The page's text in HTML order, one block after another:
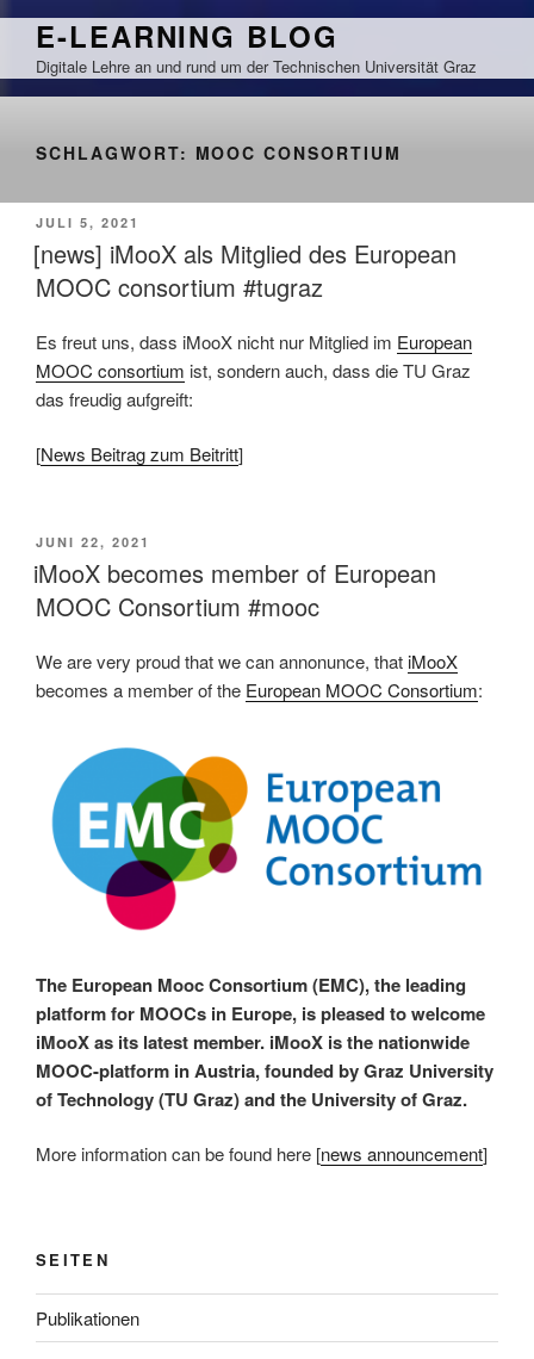
Zum
springen
E-LEARNING BLOG
Digitale Lehre an und rund um der Technischen Universität Graz
SCHLAGWORT: MOOC CONSORTIUM
VERÖFFENTLICHT
AM
JULI 5, 2021
[news] iMooX als Mitglied des European
MOOC consortium #tugraz
Es freut uns, dass iMooX nicht nur Mitglied im European
MOOC consortium ist, sondern auch, dass die TU Graz
das freudig aufgreift:
[News Beitrag zum Beitritt]
VERÖFFENTLICHT
AM
JUNI 22, 2021
iMooX becomes member of European
MOOC Consortium #mooc
We are very proud that we can annonunce, thatiMooX
becomes a member of the European MOOC Consortium:
The European Mooc Consortium (EMC), the leading
platform for MOOCs in Europe, is pleased to welcome
iMooX as its latest member. iMooX is the nationwide
MOOC-platform in Austria, founded by Graz University
of Technology (TU Graz) and the University of Graz.
More information can be found here [news announcement]
SEITEN
Publikationen